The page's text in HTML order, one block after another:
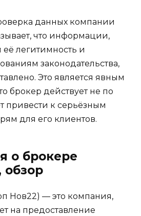
данных компании
что информации,
легитимность и
законодательства,
Это является явным
брокер действует не по
привести к серьёзным
для его клиентов.
о брокере
Нов22) — это компания,
на предоставление